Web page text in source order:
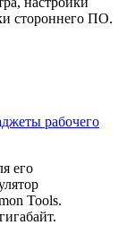
стороннего ПО.
рабочего
его
Tools.